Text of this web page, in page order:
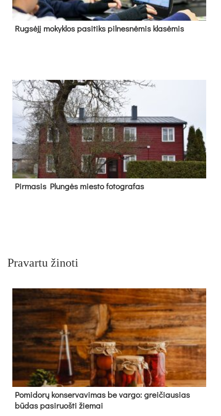
Rug­sė­jį mo­kyk­los pa­si­tiks pil­nes­nė­mis kla­sė­mis
Pir­ma­sis Plun­gės mies­to fo­tog­ra­fas
Pravartu žinoti
Pomidorų konservavimas be vargo: greičiausias
būdas pasiruošti žiemai